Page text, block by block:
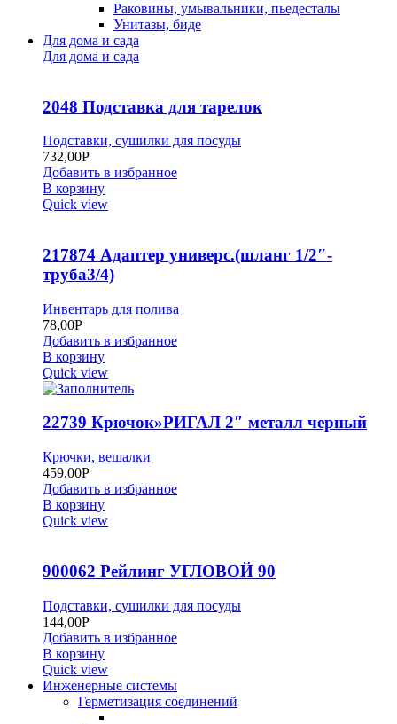
Раковины, умывальники, пьедесталы
Унитазы, биде
Для дома и сада
Для дома и сада
2048 Подставка для тарелок
Подставки, сушилки для посуды
732,00Р
Добавить в избранное
В корзину
Quick view
217874 Адаптер универс.(шланг 1/2″-
труба3/4)
Инвентарь для полива
78,00Р
Добавить в избранное
В корзину
Quick view
22739 Крючок»РИГАЛ 2″ металл черный
Крючки, вешалки
459,00Р
Добавить в избранное
В корзину
Quick view
900062 Рейлинг УГЛОВОЙ 90
Подставки, сушилки для посуды
144,00Р
Добавить в избранное
В корзину
Quick view
Инженерные системы
Герметизация соединений